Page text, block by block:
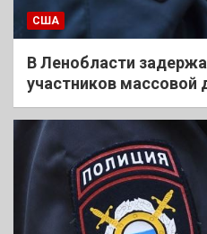
США
В Ленобласти
участников массовой